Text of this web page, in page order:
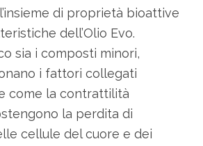
di proprietà bioattive
dell’Olio Evo.
sia i composti minori,
i fattori collegati
come la contrattilità
la perdita di
cellule del cuore e dei